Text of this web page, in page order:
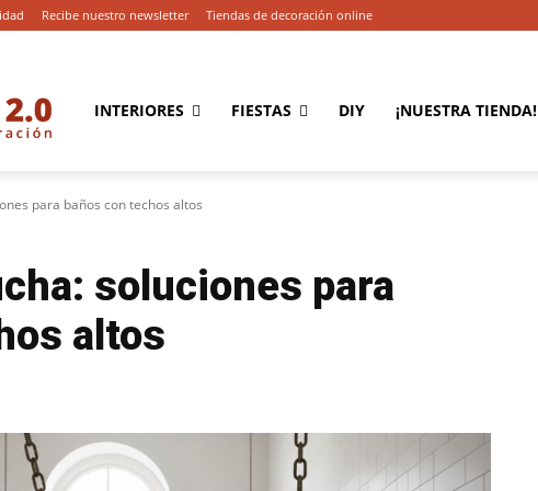
Recibe nuestro newsletter Tiendas de decoración online
INTERIORES FIESTAS DIY ¡NUESTRA TIENDA!
para baños con techos altos
soluciones para
altos